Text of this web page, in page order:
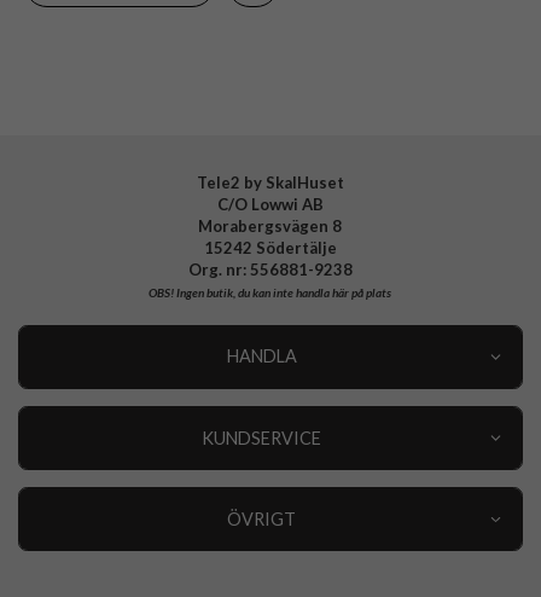
Tillverkarens art nr
Tele2 by SkalHuset
C/O Lowwi AB
Morabergsvägen 8
15242 Södertälje
Org. nr: 556881-9238
OBS!Ingen butik, du kan inte handla här på plats
HANDLA
KUNDSERVICE
ÖVRIGT